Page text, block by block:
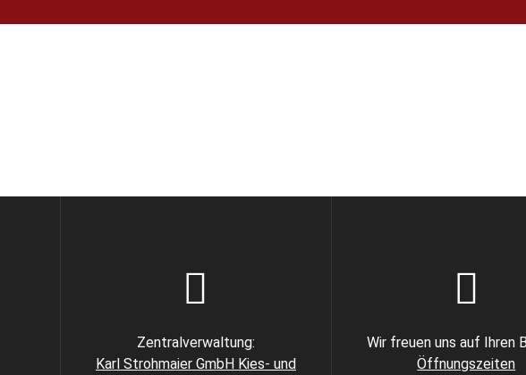
Zentralverwaltung:
Karl Strohmaier GmbH Kies- und
Wir freuen uns auf Ihren
Öffnungszeiten